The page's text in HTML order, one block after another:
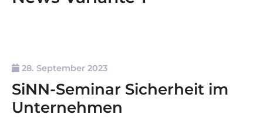
28. September 2023
SiNN-Seminar Sicherheit im
Unternehmen